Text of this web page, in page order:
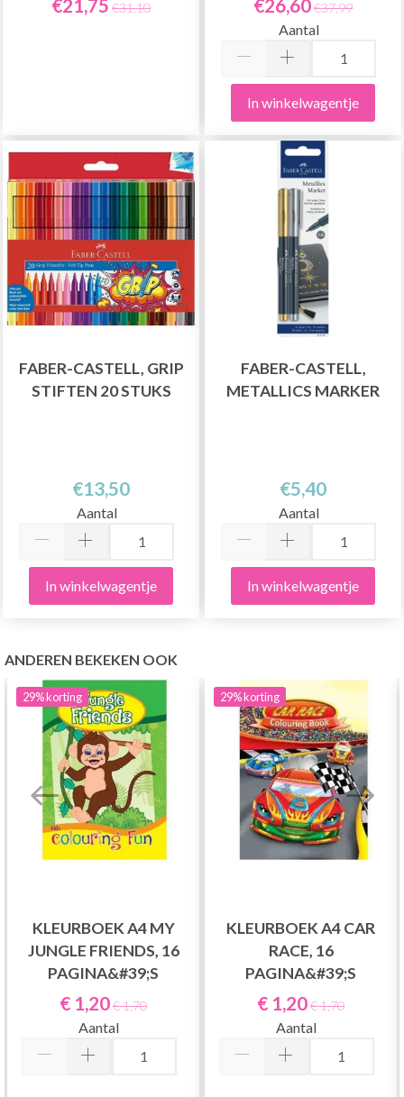
€21,75 €31,10 €26,60€37,99
Aantal
In winkelwagentje
FABER-CASTELL, GRIP
STIFTEN 20 STUKS
€13,50
Aantal
In winkelwagentje
FABER-CASTELL,
METALLICS MARKER
€5,40
Aantal
In winkelwagentje
ANDEREN BEKEKEN OOK
29%korting
KLEURBOEK A4 MY
JUNGLE FRIENDS, 16
PAGINA&#39;S
€ 1,20€ 1,70
Aantal
29%korting
KLEURBOEK A4 CAR
RACE, 16
PAGINA&#39;S
€ 1,20€ 1,70
Aantal